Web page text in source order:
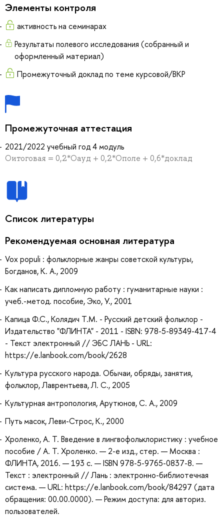
Элементы контроля
активность на семинарах
Результаты полевого исследования (собранный и
оформленный материал)
Промежуточный доклад по теме курсовой/ВКР
Промежуточная аттестация
2021/2022 учебный год 4 модуль
Оитоговая = 0,2*Оауд + 0,2*Ополе + 0,6*доклад
Список литературы
Рекомендуемая основная литература
Vox populi : фольклорные жанры советской культуры,
Богданов, К. А., 2009
Как написать дипломную работу : гуманитарные науки :
учеб.-метод. пособие, Эко, У., 2001
Капица Ф.С., Колядич Т.М. - Русский детский фольклор -
Издательство "ФЛИНТА" - 2011 - ISBN: 978-5-89349-417-4
- Текст электронный // ЭБС ЛАНЬ - URL:
https://e.lanbook.com/book/2628
Культура русского народа. Обычаи, обряды, занятия,
фольклор, Лаврентьева, Л. С., 2005
Культурная антропология, Арутюнов, С. А., 2009
Путь масок, Леви-Строс, К., 2000
Хроленко, А. Т. Введение в лингвофольклористику : учебное
пособие / А. Т. Хроленко. — 2-е изд., стер. — Москва :
ФЛИНТА, 2016. — 193 с. — ISBN 978-5-9765-0837-8. —
Текст : электронный // Лань : электронно-библиотечная
система. — URL: https://e.lanbook.com/book/84297 (дата
обращения: 00.00.0000). — Режим доступа: для авториз.
пользователей.